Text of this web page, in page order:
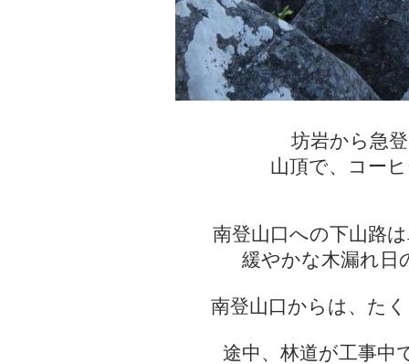
坊岩から急
山頂で、コー
南登山口への下山路
緩やかな木漏れ日
南登山口からは、た
途中、林道が工事中